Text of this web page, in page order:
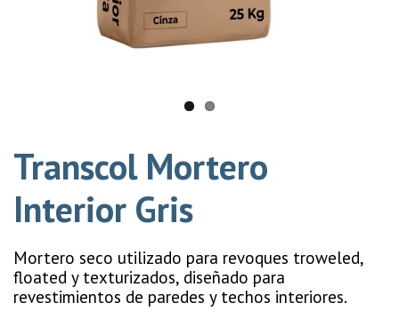
Transcol Mortero
Interior Gris
Mortero seco utilizado para revoques troweled,
floated y texturizados, diseñado para
revestimientos de paredes y techos interiores.